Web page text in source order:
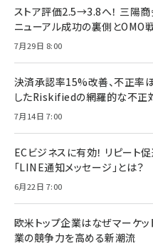
ストア評価2.5→3.8へ！ 三陽商
ニューアル成功の裏側とOMO
7月29日 8:00
決済承認率15%改善、不正率
したRiskifiedの網羅的な不正
7月14日 7:00
ECビジネスに有効！ リピート
「LINE通知メッセージ」とは？
6月22日 7:00
欧米トップ企業はなぜマーケ
業の競争力を高める新潮流